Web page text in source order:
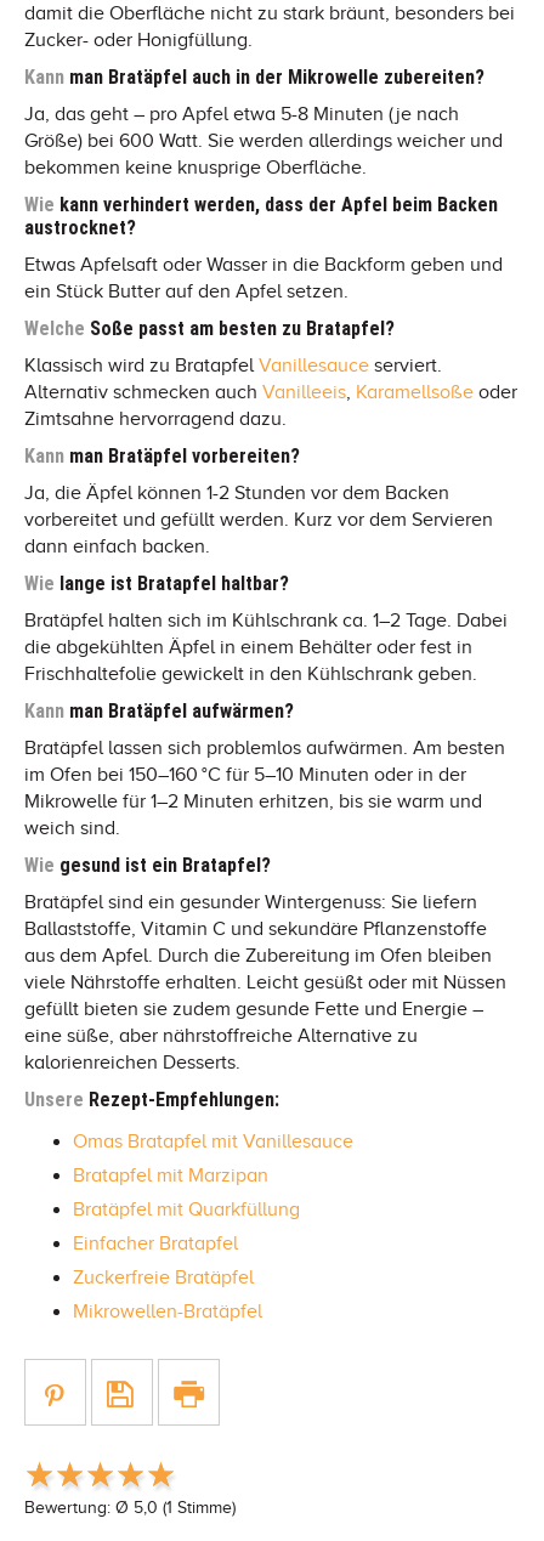
damit die Oberfläche nicht zu stark bräunt, besonders bei
Zucker- oder Honigfüllung.
Kann man Bratäpfel auch in der Mikrowelle zubereiten?
Ja, das geht – pro Apfel etwa 5-8 Minuten (je nach
Größe) bei 600 Watt. Sie werden allerdings weicher und
bekommen keine knusprige Oberfläche.
Wie kann verhindert werden, dass der Apfel beim Backen
austrocknet?
Etwas Apfelsaft oder Wasser in die Backform geben und
ein Stück Butter auf den Apfel setzen.
Welche Soße passt am besten zu Bratapfel?
Klassisch wird zu BratapfelVanillesauce serviert.
Alternativ schmecken auch Vanilleeis, Karamellsoße oder
Zimtsahne hervorragend dazu.
Kann man Bratäpfel vorbereiten?
Ja, die Äpfel können 1-2 Stunden vor dem Backen
vorbereitet und gefüllt werden. Kurz vor dem Servieren
dann einfach backen.
Wie lange ist Bratapfel haltbar?
Bratäpfel halten sich im Kühlschrank ca. 1–2 Tage. Dabei
die abgekühlten Äpfel in einem Behälter oder fest in
Frischhaltefolie gewickelt in den Kühlschrank geben.
Kann man Bratäpfel aufwärmen?
Bratäpfel lassen sich problemlos aufwärmen. Am besten
im Ofen bei 150–160 °C für 5–10 Minuten oder in der
Mikrowelle für 1–2 Minuten erhitzen, bis sie warm und
weich sind.
Wie gesund ist ein Bratapfel?
Bratäpfel sind ein gesunder Wintergenuss: Sie liefern
Ballaststoffe, Vitamin C und sekundäre Pflanzenstoffe
aus dem Apfel. Durch die Zubereitung im Ofen bleiben
viele Nährstoffe erhalten. Leicht gesüßt oder mit Nüssen
gefüllt bieten sie zudem gesunde Fette und Energie –
eine süße, aber nährstoffreiche Alternative zu
kalorienreichen Desserts.
Unsere Rezept-Empfehlungen:
Omas Bratapfel mit Vanillesauce
Bratapfel mit Marzipan
Bratäpfel mit Quarkfüllung
Einfacher Bratapfel
Zuckerfreie Bratäpfel
Mikrowellen-Bratäpfel
Bewertung: Ø 5,0 (1 Stimme)